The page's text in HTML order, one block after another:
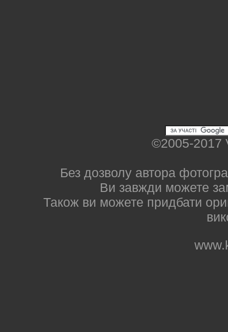
©2005-2017
Без дозволу автора
Ви завжди можете
Також ви можете придбати